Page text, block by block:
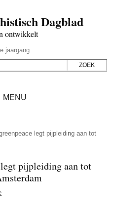
Dagblad
ontwikkelt
jaargang
MENU
legt pijpleiding aan tot
legt pijpleiding aan tot